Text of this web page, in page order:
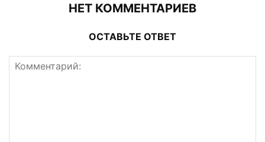
НЕТ КОММЕНТАРИЕВ
ОСТАВЬТЕ ОТВЕТ